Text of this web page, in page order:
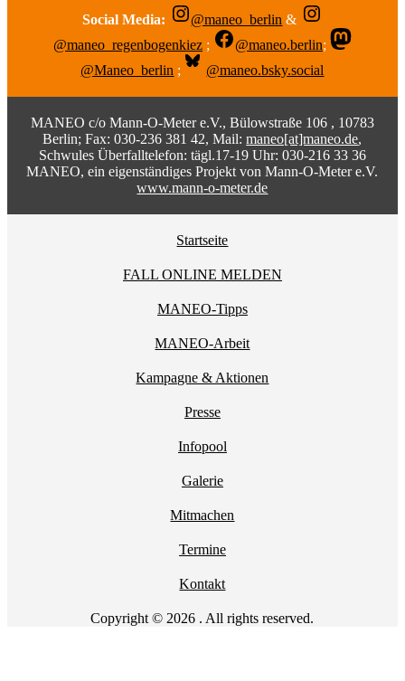
Social Media: @maneo_berlin &
@maneo_regenbogenkiez ; @maneo.berlin;
@Maneo_berlin ; @maneo.bsky.social
MANEO c/o Mann-O-Meter e.V., Bülowstraße 106 , 10783
Berlin; Fax: 030-236 381 42, Mail:maneo[at]maneo.de,
Schwules Überfalltelefon: tägl.17-19 Uhr: 030-216 33 36
MANEO, ein eigenständiges Projekt von Mann-O-Meter e.V.
www.mann-o-meter.de
Startseite
FALL ONLINE MELDEN
MANEO-Tipps
MANEO-Arbeit
Kampagne & Aktionen
Presse
Infopool
Galerie
Mitmachen
Termine
Kontakt
Copyright © 2026 . All rights reserved.